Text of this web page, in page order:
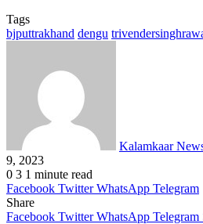
Tags
bjputtrakhand dengu
Kalamkaar
9, 2023
0 3 1 minute read
Facebook Twitter WhatsApp Telegram
Share
Facebook Twitter WhatsApp Telegram